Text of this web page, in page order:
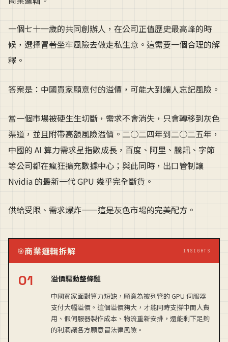
一個七十一歲的共同創辦人，在公司正值歷史最高峰的時
候，選擇冒著坐牢風險去做走私生意。這需要一個合理的解
釋。
答案是：中國買家願意付的溢價，可能大到讓人忘記風險。
當一個市場被硬生生切斷，需求不會消失，只會轉移到灰色
渠道，並且附帶高額風險溢價。二○二四年到二○二五年，
中國的 AI 算力需求呈指數成長，百度、阿里、騰訊、字節
等公司都在瘋狂擴充數據中心；與此同時，出口管制讓
Nvidia 的最新一代 GPU 幾乎完全斷貨。
供給受限、需求爆炸——這是灰色市場的完美配方。
🎯商業邏輯拆解 INSIGHTS
溢價驅動整條鏈
中國買家面對算力短缺，願意為被列管的 GPU 伺服器
支付大幅溢價。這個溢價夠大，才能同時支撐中間人費
用、假伺服器製作成本、物流重新安排，還能剩下足夠
的利潤讓各方願意冒法律風險。